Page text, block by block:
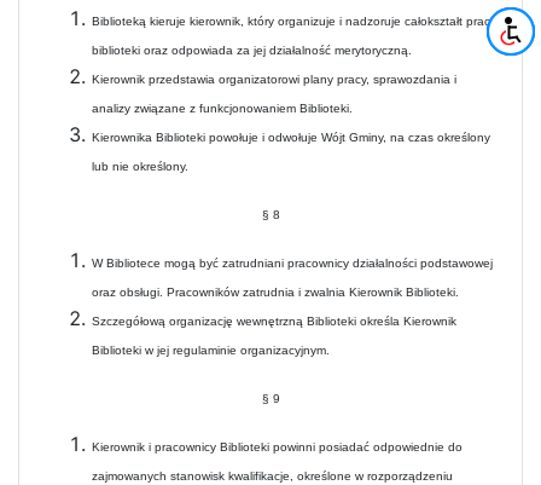
Biblioteką kieruje kierownik, który organizuje i nadzoruje całokształt pracy
biblioteki oraz odpowiada za jej działalność merytoryczną.
Kierownik przedstawia organizatorowi plany pracy, sprawozdania i
analizy związane z funkcjonowaniem Biblioteki.
Kierownika Biblioteki powołuje i odwołuje Wójt Gminy, na czas określony
lub nie określony.
§ 8
W Bibliotece mogą być zatrudniani pracownicy działalności podstawowej
oraz obsługi. Pracowników zatrudnia i zwalnia Kierownik Biblioteki.
Szczegółową organizację wewnętrzną Biblioteki określa Kierownik
Biblioteki w jej regulaminie organizacyjnym.
§ 9
Kierownik i pracownicy Biblioteki powinni posiadać odpowiednie do
zajmowanych stanowisk kwalifikacje, określone w rozporządzeniu